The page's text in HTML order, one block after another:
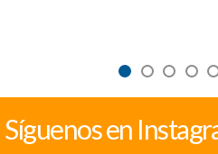
Síguenos en